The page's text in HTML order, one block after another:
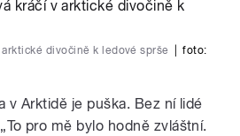
arktické divočině k ledové sprše
foto:
v Arktidě je puška. Bez ní lidé
pro mě bylo hodně zvláštní.